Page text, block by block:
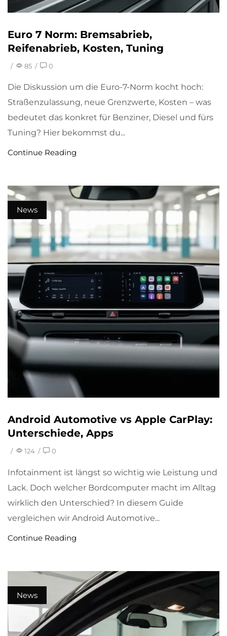
Euro 7 Norm: Bremsabrieb,
Reifenabrieb, Kosten, Tuning
/ 85 / 0
Die Diskussion um die Euro-7-Norm kocht hoch:
Straßenzulassung, neue Grenzwerte, Kosten – was
bedeutet das konkret für Benziner, Diesel und fürs
Tuning? Hier bekommst du...
Continue Reading
News
Android Automotive vs Apple CarPlay:
Unterschiede, Apps
/ 124 / 0
Infotainment ist längst so wichtig wie Leistung und
Lack. Doch welcher Bordcomputer macht im Alltag
wirklich den Unterschied? In diesem Guide
vergleichen wir Android Automotive...
Continue Reading
News